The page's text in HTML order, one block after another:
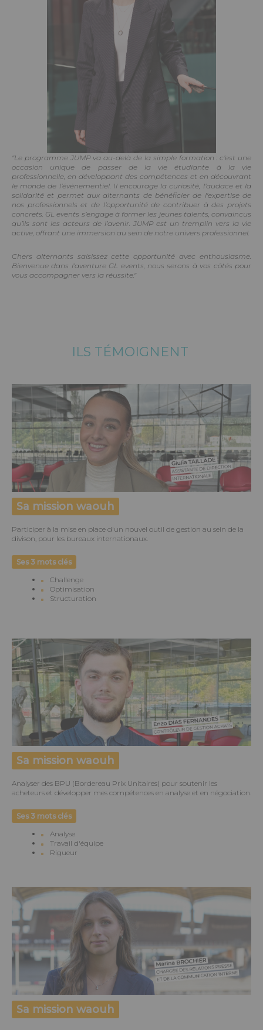
"Le programme JUMP va au-delà de la simple formation : c’est une
occasion unique de passer de la vie étudiante à la vie
professionnelle, en développant des compétences et en découvrant
le monde de l’événementiel. Il encourage la curiosité, l’audace et la
solidarité et permet aux alternants de bénéficier de l'expertise de
nos professionnels et de l’opportunité de contribuer à des projets
concrets. GL events s’engage à former les jeunes talents, convaincus
qu’ils sont les acteurs de l’avenir. JUMP est un tremplin vers la vie
active, offrant une immersion au sein de notre univers professionnel.
Chers alternants saisissez cette opportunité avec enthousiasme.
Bienvenue dans l’aventure GL events, nous serons à vos côtés pour
vous accompagner vers la réussite."
ILS TÉMOIGNENT
Sa mission waouh
Participer à la mise en place d'un nouvel outil de gestion au sein de la
divison, pour les bureaux internationaux.
Ses 3 mots clés
Challenge
Optimisation
Structuration
Sa mission waouh
Analyser des BPU (Bordereau Prix Unitaires) pour soutenir les
acheteurs et développer mes compétences en analyse et en négociation.
Ses 3 mots clés
Analyse
Travail d'équipe
Rigueur
Sa mission waouh